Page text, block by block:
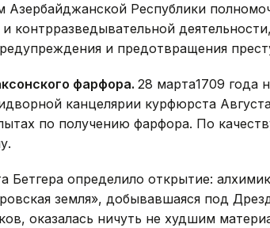
Азербайджанской Республики
контрразведывательной
и предотвращения
фарфора. 28 марта1709 года
канцелярии курфюрста
по получению фарфора. По
Бетгера определило открытие:
земля», добывавшаяся под
оказалась ничуть не худшим